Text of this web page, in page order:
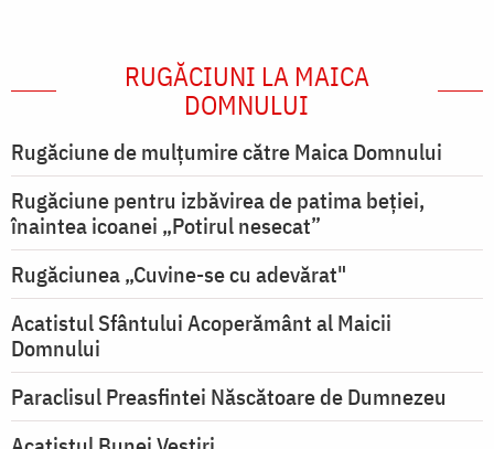
RUGĂCIUNI LA MAICA
DOMNULUI
Rugăciune de mulţumire către Maica Domnului
Rugăciune pentru izbăvirea de patima beției,
înaintea icoanei „Potirul nesecat”
Rugăciunea „Cuvine-se cu adevărat"
Acatistul Sfântului Acoperământ al Maicii
Domnului
Paraclisul Preasfintei Născătoare de Dumnezeu